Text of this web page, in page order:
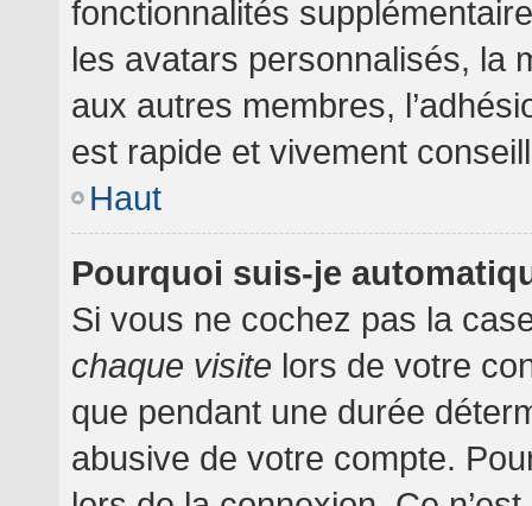
fonctionnalités
les avatars personnalisés, la
aux autres membres,
est rapide et vivement
Haut
Pourquoi suis-je
Si vous ne cochez pas la
chaque visite lors de votre
que pendant une durée
abusive de votre compte.